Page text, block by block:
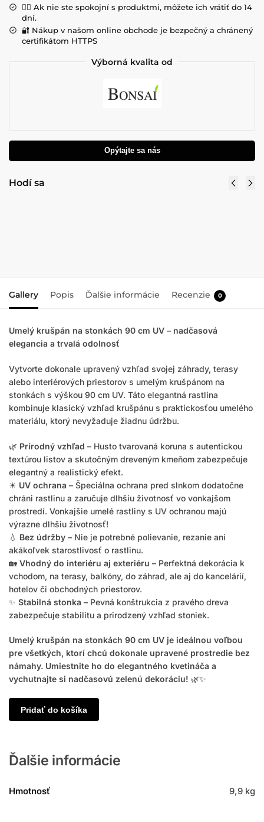
💁‍♀️ Ak nie ste spokojní s produktmi, môžete ich vrátiť do 14
dní.
🔐 Nákup v našom online obchode je bezpečný a chránený
certifikátom HTTPS
Výborná kvalita od
Opýtajte sa nás
Gallery Popis Ďalšie informácie Recenzie 0
Umelý krušpán na stonkách 90 cm UV – nadčasová
elegancia a trvalá odolnosť
Vytvorte dokonale upravený vzhľad svojej záhrady, terasy
alebo interiérových priestorov s umelým krušpánom na
stonkách s výškou 90 cm UV. Táto elegantná rastlina
kombinuje klasický vzhľad krušpánu s praktickosťou umelého
materiálu, ktorý nevyžaduje žiadnu údržbu.
🌿 Prírodný vzhľad – Husto tvarovaná koruna s autentickou
textúrou listov a skutočným dreveným kmeňom zabezpečuje
elegantný a realistický efekt.
☀ UV ochrana – Špeciálna ochrana pred slnkom dodatočne
chráni rastlinu a zaručuje dlhšiu životnosť vo vonkajšom
prostredí. Vonkajšie umelé rastliny s UV ochranou majú
výrazne dlhšiu životnosť!
💧 Bez údržby – Nie je potrebné polievanie, rezanie ani
akákoľvek starostlivosť o rastlinu.
🏡 Vhodný do interiéru aj exteriéru – Perfektná dekorácia k
vchodom, na terasy, balkóny, do záhrad, ale aj do kancelárií,
hotelov či obchodných priestorov.
✨ Stabilná stonka – Pevná konštrukcia z pravého dreva
zabezpečuje stabilitu a prirodzený vzhľad stoniek.
Umelý krušpán na stonkách 90 cm UV je ideálnou voľbou
pre všetkých, ktorí chcú dokonale upravené prostredie bez
námahy. Umiestnite ho do elegantného kvetináča a
vychutnajte si nadčasovú zelenú dekoráciu! 🌿✨
Pridať do košíka
Ďalšie informácie
Hmotnosť 9,9 kg